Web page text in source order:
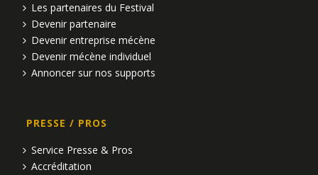
Les partenaires du Festival
Devenir partenaire
Devenir entreprise mécène
Devenir mécène individuel
Annoncer sur nos supports
PRESSE / PROS
Service Presse & Pros
Accréditation